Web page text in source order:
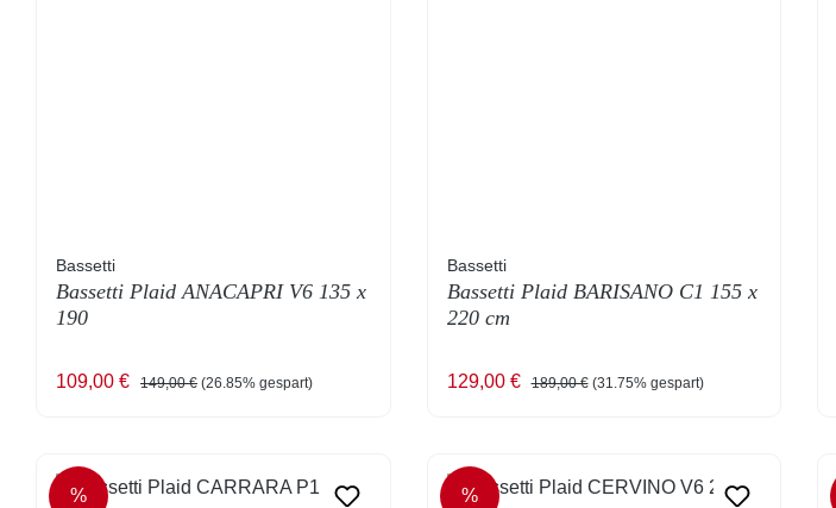
Bassetti
Bassetti Plaid ANACAPRI V6 135 x
190
Verkaufspreis:
109,00 € Regulärer Preis:
149,00 € (26.85% gespart)
Bassetti
Bassetti Plaid BARISANO C1 155 x
220 cm
Verkaufspreis:
129,00 € Regulärer Preis:
189,00 € (31.75% gespart)
%
%